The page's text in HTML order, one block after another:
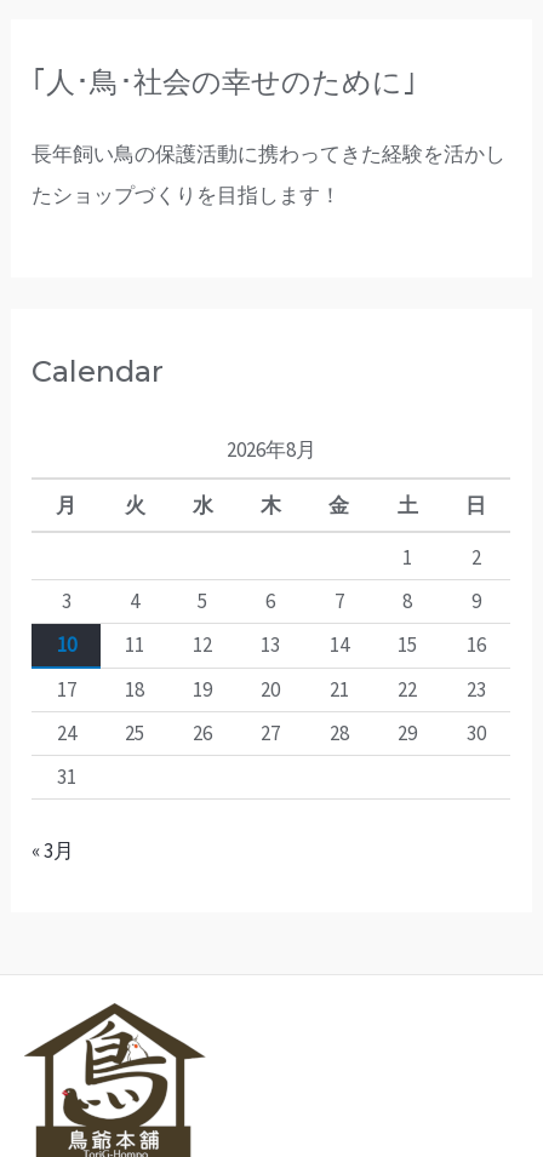
｢人･鳥･社会の幸せのために｣
長年飼い鳥の保護活動に携わってきた経験を活かし
たショップづくりを目指します！
Calendar
2026年8月
月 火 水 木 金 土
日
1
2
3
4 5 6 7 8
9
10
11 12 13 14 15
16
17
18 19 20 21 22
23
24
25 26 27 28 29
30
31
« 3月